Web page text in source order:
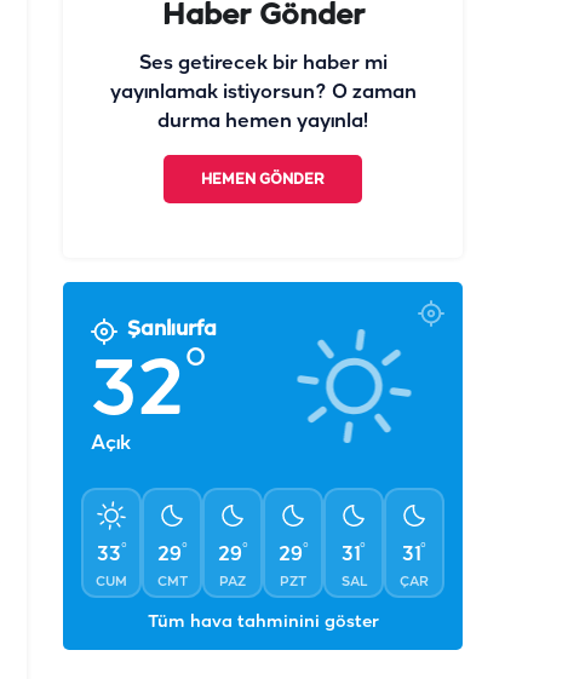
Haber Gönder
Ses getirecek bir haber mi
yayınlamak istiyorsun? O zaman
durma hemen yayınla!
HEMEN GÖNDER
Şanlıurfa
32°
Açık
33°
CUM
29°
CMT
29°
PAZ
29°
PZT
31°
SAL
31°
ÇAR
Tüm hava tahminini göster